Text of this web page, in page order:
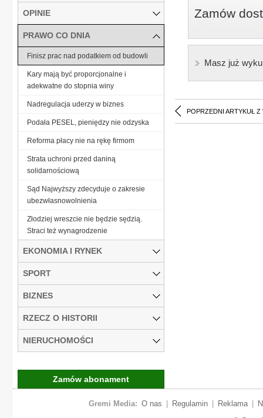
Zamów
Masz już
POPRZEDNI ARTYKUŁ Z
OPINIE
PRAWO CO DNIA
Finisz prac nad podatkiem od budowli
Kary mają być proporcjonalne i
adekwatne do stopnia winy
Nadregulacja uderzy w biznes
Podała PESEL, pieniędzy nie odzyska
Reforma płacy nie na rękę firmom
Strata uchroni przed daniną
solidarnościową
Sąd Najwyższy zdecyduje o zakresie
ubezwłasnowolnienia
Złodziej wreszcie nie będzie sędzią.
Straci też wynagrodzenie
EKONOMIA I RYNEK
SPORT
BIZNES
RZECZ O HISTORII
NIERUCHOMOŚCI
Zamów abonament
Gremi Media: O nas Regulamin Reklama